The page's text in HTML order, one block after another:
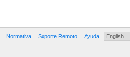
Normativa Soporte Remoto Ayuda